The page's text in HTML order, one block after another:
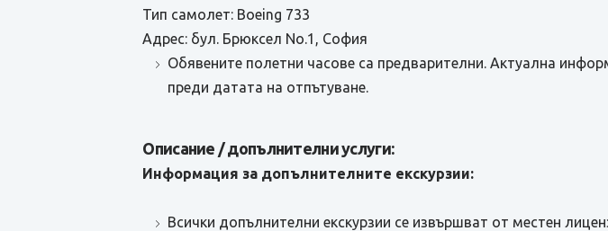
Тип самолет: Boeing 733
Адрес: бул. Брюксел No.1, София
Обявените полетни часове са предварителни. Актуална
преди датата на отпътуване.
Описание / допълнителни услуги:
Информация за допълнителните екскурзии:
Всички допълнителни екскурзии се извършват от местен